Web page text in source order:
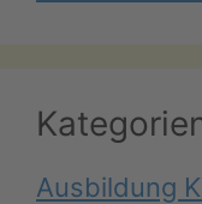
Ausbildung